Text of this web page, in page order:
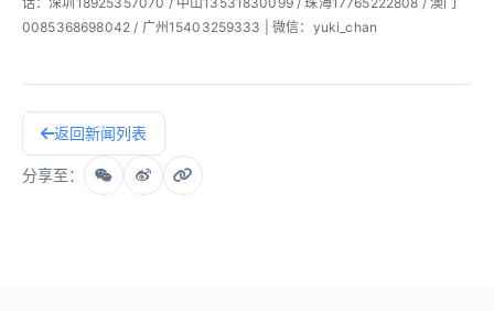
0085368698042 / 广州15403259333 | 微信：yuki_chan
返回新闻列表
分享至：